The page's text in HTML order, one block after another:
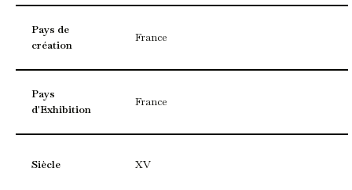
Pays de
création
France
Pays
d'Exhibition
France
Siècle XV